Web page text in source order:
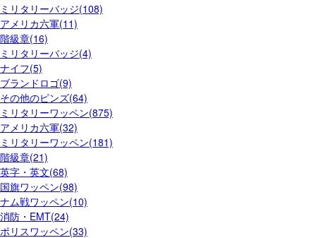
ミリタリーバッジ(108)
アメリカ六軍(11)
階級章(16)
ミリタリーバッジ(4)
ナイフ(5)
ブランドロゴ(9)
その他のピンズ(64)
ミリタリーワッペン(875)
アメリカ六軍(32)
ミリタリーワッペン(181)
階級章(21)
英字・英文(68)
国旗ワッペン(98)
ナム戦ワッペン(10)
消防・EMT(24)
ポリスワッペン(33)